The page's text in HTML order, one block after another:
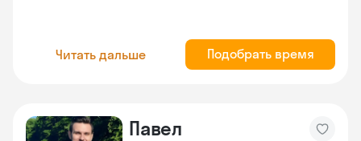
Читать дальше Подобрать время
Павел